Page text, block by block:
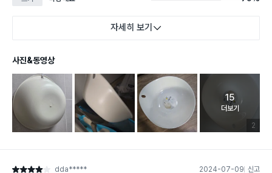
자세히 보기
사진&동영상
리뷰 이
2
고객 리뷰
15
더보기
별점 4점 dda***** 2024-07-09 신고